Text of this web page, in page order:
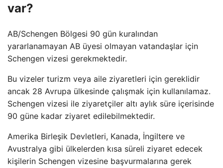
var?
AB/Schengen Bölgesi 90 gün kuralından
yararlanamayan AB üyesi olmayan vatandaşlar için
Schengen vizesi gerekmektedir.
Bu vizeler turizm veya aile ziyaretleri için gereklidir
ancak 28 Avrupa ülkesinde çalışmak için kullanılamaz.
Schengen vizesi ile ziyaretçiler altı aylık süre içerisinde
90 güne kadar ziyaret edilebilmektedir.
Amerika Birleşik Devletleri, Kanada, İngiltere ve
Avustralya gibi ülkelerden kısa süreli ziyaret edecek
kişilerin Schengen vizesine başvurmalarına gerek